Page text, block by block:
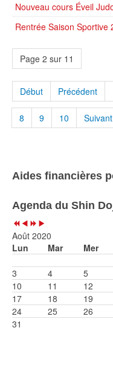
Nouveau cours Éveil
Rentrée Saison Sportive
Page 2 sur 11
Début Précédent
8 9 10 Suivant
Aides financières
Agenda du Shin
précédente
précédent
suivante
suivant
Août 2020
Lun
Mar Mer
3
4 5
10
11 12
17
18 19
24
25 26
31